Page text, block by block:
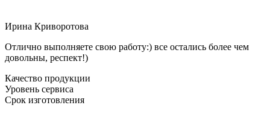
Ирина Криворотова
Отлично выполняете свою работу:) все остались более чем
довольны, респект!)
Качество продукции
Уровень сервиса
Срок изготовления